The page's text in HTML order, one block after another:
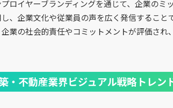
ロイヤーブランディングを通じて、企業のミ
、企業文化や従業員の声を広く発信すること
業の社会的責任やコミットメントが評価され
・不動産業界ビジュアル戦略トレン